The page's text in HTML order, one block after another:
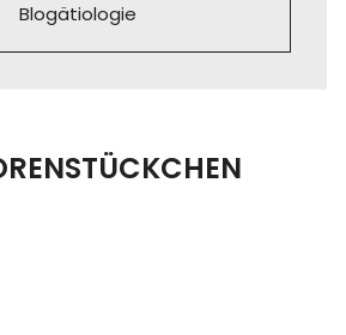
Blogätiologie